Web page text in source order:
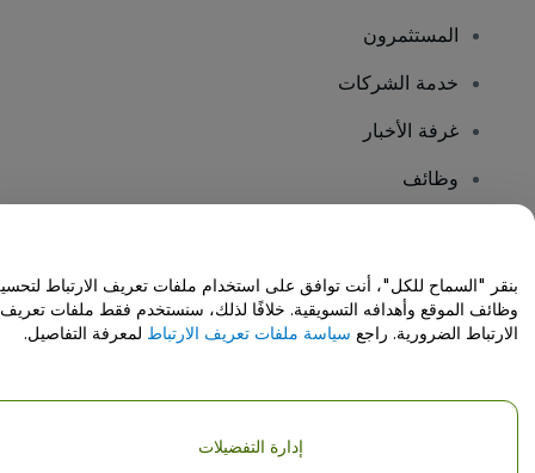
المستثمرون
خدمة الشركات
غرفة الأخبار
وظائف
مركز المساعدة / اتصل بنا
حقوق النشر © شركة فياجوجو المحدودة 2026
تفاصيل الشركة
بنقر "السماح للكل"، أنت توافق على استخدام ملفات تعريف الارتباط
وظائف الموقع وأهدافه التسويقية. خلافًا لذلك، سنستخدم فقط ملفات تعريف
الارتباط الضرورية. راجع سياسة ملفات تعريف الارتباط لمعرفة التفاصيل.
إدارة التفضيلات